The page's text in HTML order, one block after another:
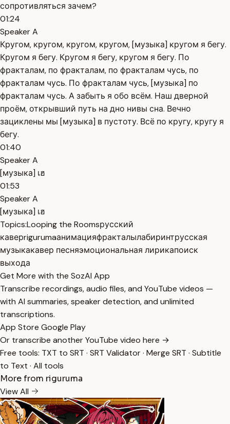
сопротивляться зачем?
01:24
Speaker A
Кругом, кругом, кругом, кругом, [музыка] кругом я бегу.
Кругом я бегу. Кругом я бегу, кругом я бегу. По
фракталам, по фракталам, по фракталам чусь, по
фракталам чусь. По фракталам чусь, [музыка] по
фракталам чусь. А забыть я обо всём. Наш дверной
проём, открывший путь на дно нивы сна. Вечно
зациклены мы [музыка] в пустоту. Всё по кругу, кругу я
бегу.
01:40
Speaker A
[музыка] เฮ
01:53
Speaker A
[музыка] เฮ
Topics:Looping the Roomsрусский
каверrigurumaанимацияфракталылабиринтрусская
музыкакавер песняэмоциональная лирикапоиск
выхода
Get More with the SozAI App
Transcribe recordings, audio files, and YouTube videos —
with AI summaries, speaker detection, and unlimited
transcriptions.
App Store Google Play
Or transcribe another YouTube video here →
Free tools: TXT to SRT · SRT Validator· Merge SRT · Subtitle
to Text · All tools
More from riguruma
View All